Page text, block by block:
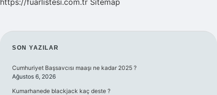
https://fuarlistesi.com.tr Sitemap
SIDEBAR
SON YAZILAR
Cumhuriyet Başsavcısı maaşı ne kadar 2025 ?
Ağustos 6, 2026
Kumarhanede blackjack kaç deste ?